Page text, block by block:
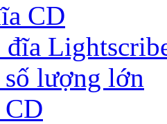
CD
đĩa
lượng lớn